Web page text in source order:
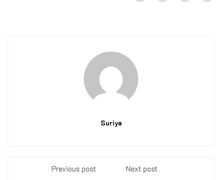
Suriya
Previous post
Next post